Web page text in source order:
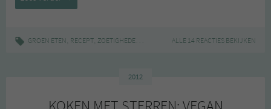
MET
SPICEY
GROEN ETEN, RECEPT, ZOETIGHEDEN | ,CAKE,CITROEN,GEMBER,
ALLE 14 REACTIES BEKIJKEN
2012